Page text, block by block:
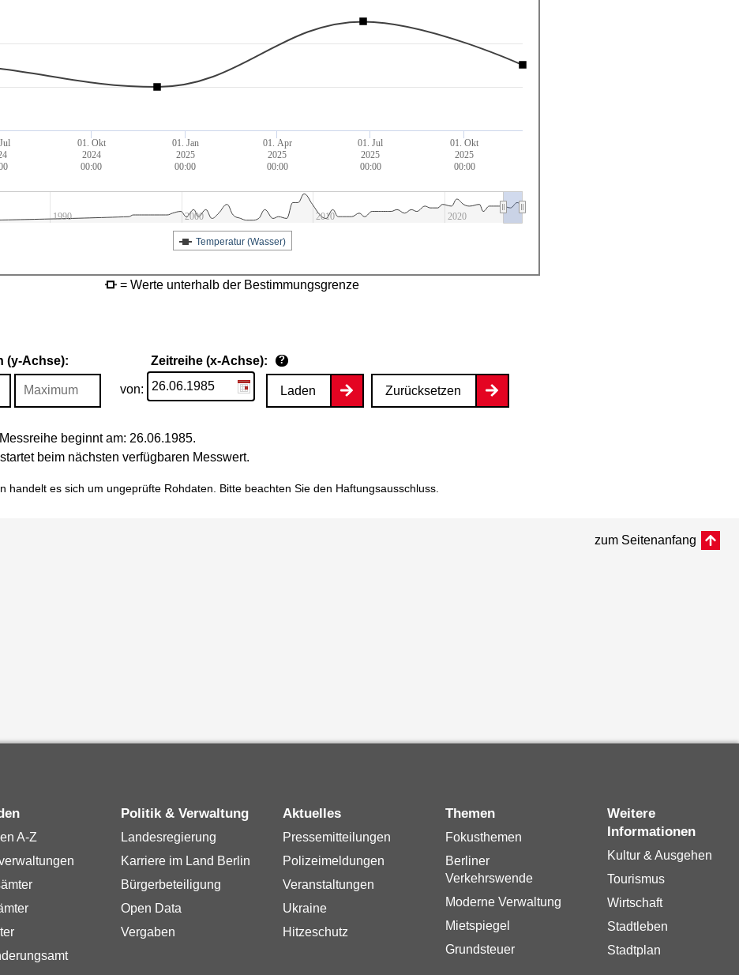
01. Okt
2024
00:00
01. Jan
2025
00:00
01. Apr
2025
00:00
01. Jul
2025
00:00
01. Okt
2025
00:00
1990 2000 2010 2020
Temperatur (Wasser)
= Werte unterhalb der Bestimmungsgrenze
(y-Achse): Zeitreihe (x-Achse): ?
von: Laden Zurücksetzen
beginnt am: 26.06.1985.
beim nächsten verfügbaren Messwert.
handelt es sich um ungeprüfte Rohdaten. Bitte beachten Sie den Haftungsausschluss.
zum Seitenanfang
A-Z
Politik & Verwaltung
Landesregierung
Karriere im Land Berlin
Bürgerbeteiligung
Open Data
Vergaben
Aktuelles
Pressemitteilungen
Polizeimeldungen
Veranstaltungen
Ukraine
Hitzeschutz
Themen
Fokusthemen
Berliner
Verkehrswende
Moderne Verwaltung
Mietspiegel
Grundsteuer
Weitere
Informationen
Kultur & Ausgehen
Tourismus
Wirtschaft
Stadtleben
Stadtplan